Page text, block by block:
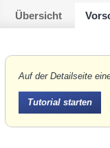
Übersicht
Auf der Detailseite
Tutorial starten